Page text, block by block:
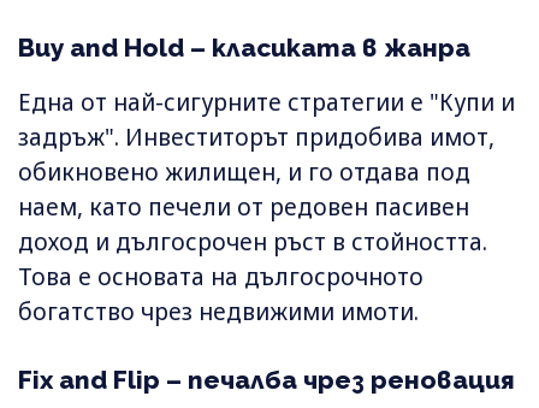
Buy and Hold – класиката в жанра
Една от най-сигурните стратегии е "Купи и
задръж". Инвеститорът придобива имот,
обикновено жилищен, и го отдава под
наем, като печели от редовен пасивен
доход и дългосрочен ръст в стойността.
Това е основата на дългосрочното
богатство чрез недвижими имоти.
Fix and Flip – печалба чрез реновация